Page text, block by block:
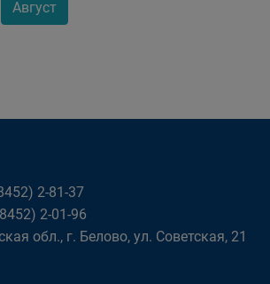
Август
2-81-37
2-01-96
обл., г. Белово, ул. Советская, 21